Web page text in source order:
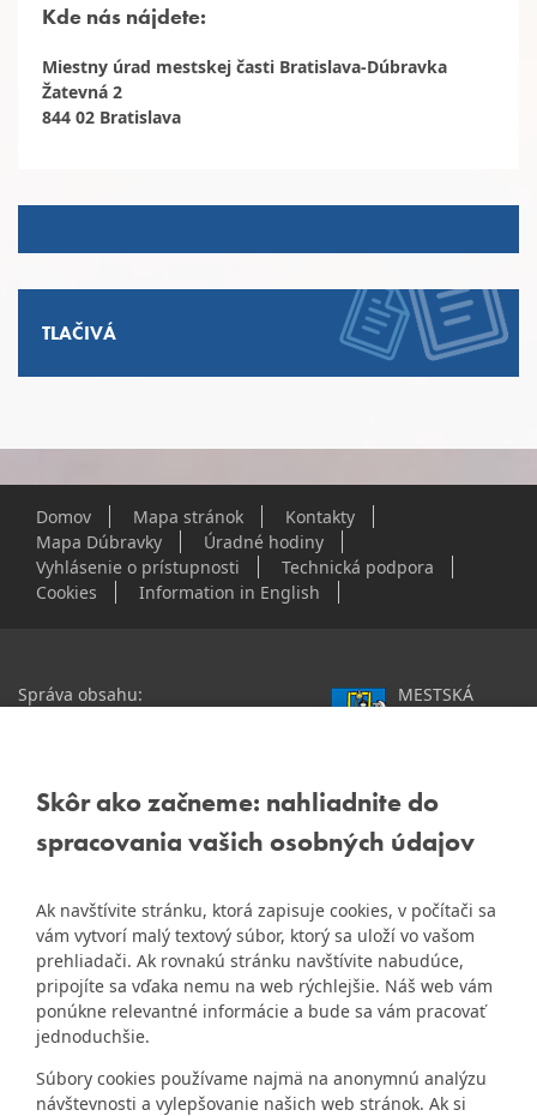
Skôr ako začneme: nahliadnite do
spracovania vašich osobných údajov
Ak navštívite stránku, ktorá zapisuje cookies, v počítači sa
vám vytvorí malý textový súbor, ktorý sa uloží vo vašom
prehliadači. Ak rovnakú stránku navštívite nabudúce,
pripojíte sa vďaka nemu na web rýchlejšie. Náš web vám
ponúkne relevantné informácie a bude sa vám pracovať
jednoduchšie.
Súbory cookies používame najmä na anonymnú analýzu
návštevnosti a vylepšovanie našich web stránok. Ak si
Kde nás nájdete:
Miestny úrad mestskej časti Bratislava-Dúbravka
Žatevná 2
844 02 Bratislava
TLAČIVÁ
Domov Mapa stránok
Kontakty
Mapa Dúbravky
Úradné hodiny
Vyhlásenie o prístupnosti
Technická podpora
Cookies
Information in English
Správa obsahu:
Staršie informácie a dokumenty
starej stránke Dúbravky
Naša mestská časť získala 3.
miesto v súťažiZlatyErb.sk
o
najlepšiu internetovú stránku
samospráv za rok 2020
MESTSKÁ
Žatevná 2, 844 02
IČO: 00603406
DIČ: 2020919120
IČ DPH: Nie sme platca
DPH
Bankové spojenie:
a.s., Mlynské nivy 1, 829 90
Bratislava 25